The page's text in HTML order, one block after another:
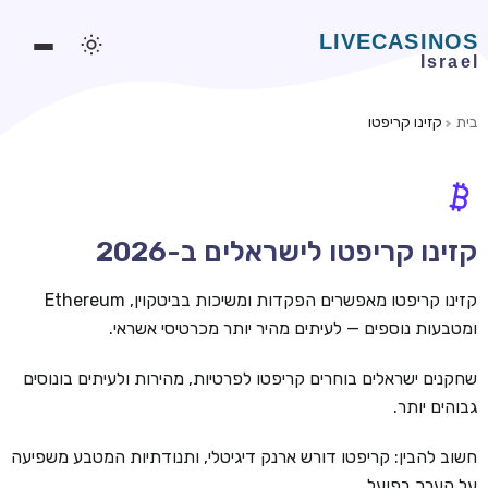
משחקים חינמיים
סלוטים אונליין
מונדיאל 2026 הימורים
בקרה אונליין
וידאו פוקר
בית קזינו קריפטו
קזינו קריפטו לישראלים ב-2026
קזינו קריפטו מאפשרים הפקדות ומשיכות בביטקוין, Ethereum
ומטבעות נוספים — לעיתים מהיר יותר מכרטיסי אשראי.
שחקנים ישראלים בוחרים קריפטו לפרטיות, מהירות ולעיתים בונוסים
גבוהים יותר.
חשוב להבין: קריפטו דורש ארנק דיגיטלי, ותנודתיות המטבע משפיעה